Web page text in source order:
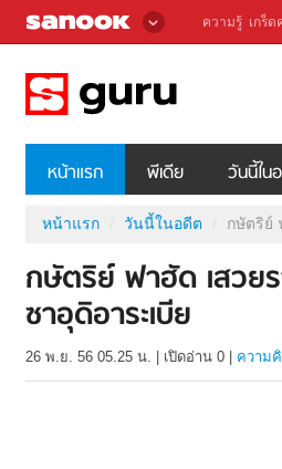
ความรู้ เกร็
หน้าแรก พีเดีย วันนี้ใน
หน้าแรก วันนี้ในอดีต กษัตริย์
กษัตริย์ ฟาฮัด เสวย
ซาอุดิอาระเบีย
26 พ.ย. 56 05.25 น. เปิดอ่าน 0 ความ